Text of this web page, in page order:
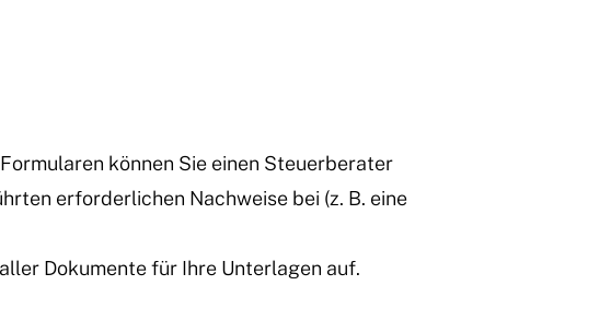
können Sie einen Steuerberater
erforderlichen Nachweise bei (z. B. eine
Dokumente für Ihre Unterlagen auf.